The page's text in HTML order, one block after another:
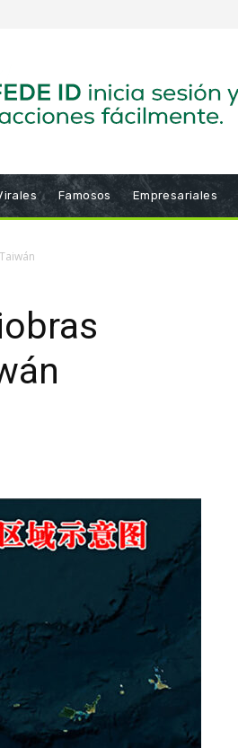
Famosos Empresariales